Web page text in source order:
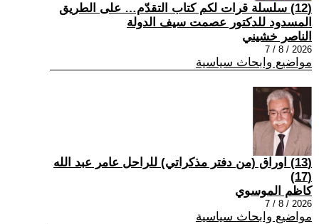
(12) سلسلة قرات لكم كتاب التقدّم… على الطريق
المسدود للدكتور عصمت سيف الدولة
الناصر خشيني
2026 / 8 / 7
مواضيع وابحاث سياسية
(13) اوراق (من دفتر مذكراتي) للراحل عامر عبد الله
(17)
كاظم الموسوي
2026 / 8 / 7
مواضيع وابحاث سياسية